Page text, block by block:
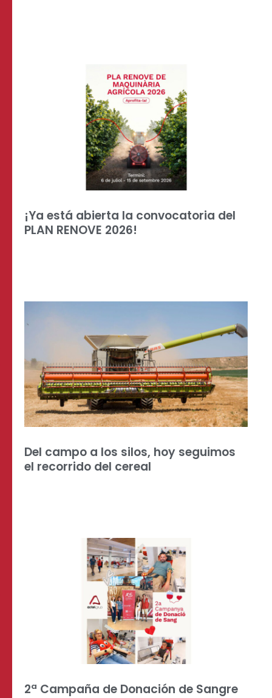
¡Ya está abierta la convocatoria del
PLAN RENOVE 2026!
Del campo a los silos, hoy seguimos
el recorrido del cereal
2ª Campaña de Donación de Sangre